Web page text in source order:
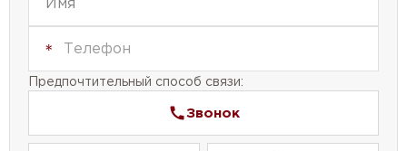
Предпочтительный способ связи:
Звонок